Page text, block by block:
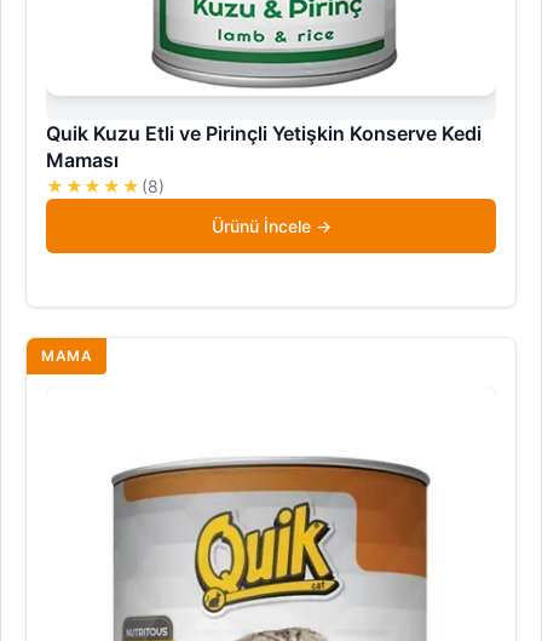
Quik Kuzu Etli ve Pirinçli Yetişkin Konserve Kedi
Maması
★★★★★ (8)
Ürünü İncele
MAMA